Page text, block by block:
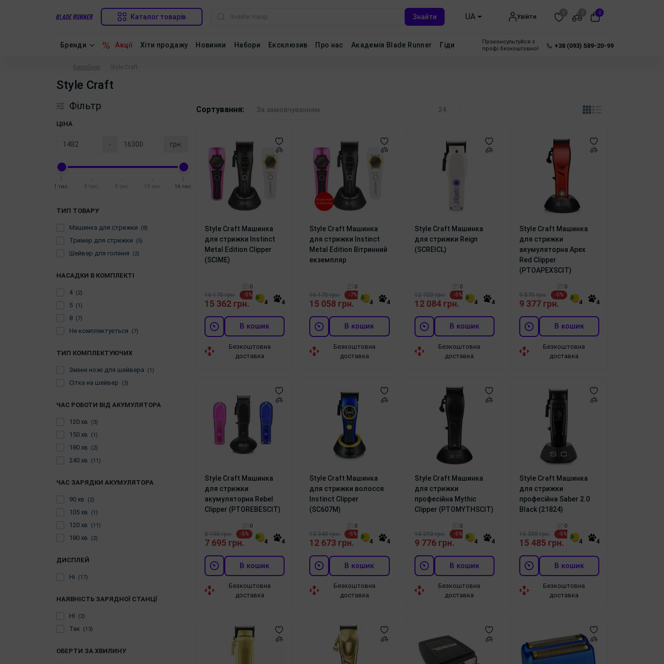
Каталог товарів Знайти UA Увійти
0 0 0
Бренди Акції Хіти продажу Новинки Набори Ексклюзив Про нас Академія Blade Runner Гіди
Проконсультуйся з
профі безкоштовно!
+38 (093) 589-20-99
Виробник Style Craft
Style Craft
Фільтр
ЦІНА
- грн.
1 тис. 5 тис. 9 тис. 13 тис. 16 тис.
ТИП ТОВАРУ
Машинка для стрижки (8)
Тример для стрижки (5)
Шейвер для гоління (2)
НАСАДКИ В КОМПЛЕКТІ
4 (2)
5 (1)
8 (7)
Не комплектується (7)
ТИП КОМПЛЕКТУЮЧИХ
Змінні ножі для шейвера (1)
Сітка на шейвер (3)
ЧАС РОБОТИ ВІД АКУМУЛЯТОРА
120 хв (3)
150 хв (1)
180 хв (2)
240 хв (11)
ЧАС ЗАРЯДКИ АКУМУЛЯТОРА
90 хв (2)
105 хв (1)
120 хв (11)
180 хв (2)
ДИСПЛЕЙ
Ні (17)
НАЯВНІСТЬ ЗАРЯДНОЇ СТАНЦЇ
НІ (2)
Так (13)
ОБЕРТИ ЗА ХВИЛИНУ
Сортування:
Style Craft Машинка
для стрижки Instinct
Metal Edition Clipper
(SCIME)
0
4 4
16 170 грн. -5%
15 362 грн.
В кошик
Безкоштовна
доставка
Style Craft Машинка
для стрижки Instinct
Metal Edition Вітринний
екземпляр
0
4 4
16 170 грн. -7%
15 058 грн.
В кошик
Безкоштовна
доставка
Style Craft Машинка
для стрижки Reign
(SCREICL)
0
4 4
12 720 грн. -5%
12 084 грн.
В кошик
Безкоштовна
доставка
Style Craft Машинка
для стрижки
акумуляторна Apex
Red Clipper
(PTOAPEXSCIT)
0
4 4
9 870 грн. -5%
9 377 грн.
В кошик
Безкоштовна
доставка
Style Craft Машинка
для стрижки
акумуляторна Rebel
Clipper (PTOREBESCIT)
0
4 4
8 100 грн. -5%
7 695 грн.
В кошик
Безкоштовна
доставка
Style Craft Машинка
для стрижки волосся
Instinct Clipper
(SC607M)
0
4 4
13 340 грн. -5%
12 673 грн.
В кошик
Безкоштовна
доставка
Style Craft Машинка
для стрижки
професійна Mythic
Clipper (PTOMYTHSCIT)
0
4 4
10 290 грн. -5%
9 776 грн.
В кошик
Безкоштовна
доставка
Style Craft Машинка
для стрижки
професійна Saber 2.0
Black (21824)
0
4 4
16 300 грн. -5%
15 485 грн.
В кошик
Безкоштовна
доставка